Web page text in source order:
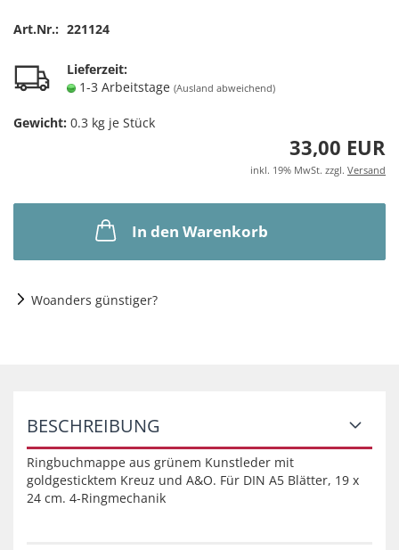
Art.Nr.: 221124
Lieferzeit:
1-3 Arbeitstage (Ausland abweichend)
Gewicht: 0.3 kg je Stück
33,00 EUR
inkl. 19% MwSt. zzgl. Versand
In den Warenkorb
Woanders günstiger?
BESCHREIBUNG
Ringbuchmappe aus grünem Kunstleder mit
goldgesticktem Kreuz und A&O. Für DIN A5 Blätter, 19 x
24 cm. 4-Ringmechanik